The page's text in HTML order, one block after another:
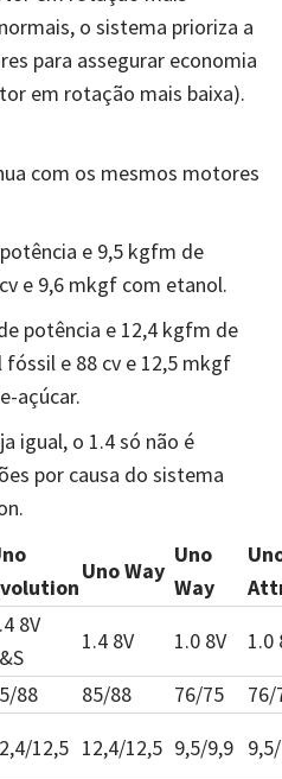
o sistema prioriza a
para assegurar economia
em rotação mais baixa).
com os mesmos motores
e 9,5 kgfm de
e 9,6 mkgf com etanol.
potência e 12,4 kgfm de
e 88 cv e 12,5 mkgf
açúcar.
igual, o 1.4 só não é
por causa do sistema
Uno Way
Uno
Way
8V
1.4 8V 1.0 8V
1.0
88 85/88 76/75
76/
12,5 12,4/12,5 9,5/9,9